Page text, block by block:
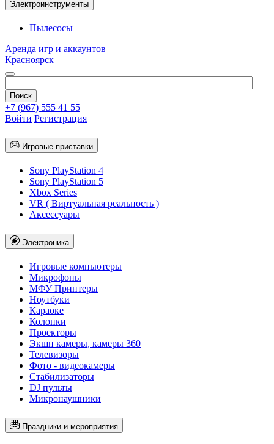
Электроинструменты
Пылесосы
Аренда игр и аккаунтов
Красноярск
+7 (967) 555 41 55
Войти Регистрация
Игровые приставки
Sony PlayStation 4
Sony PlayStation 5
Xbox Series
VR ( Виртуальная реальность )
Аксессуары
Электроника
Игровые компьютеры
Микрофоны
МФУ Принтеры
Ноутбуки
Караоке
Колонки
Проекторы
Экшн камеры, камеры 360
Телевизоры
Фото - видеокамеры
Стабилизаторы
DJ пульты
Микронаушники
Праздники и мероприятия